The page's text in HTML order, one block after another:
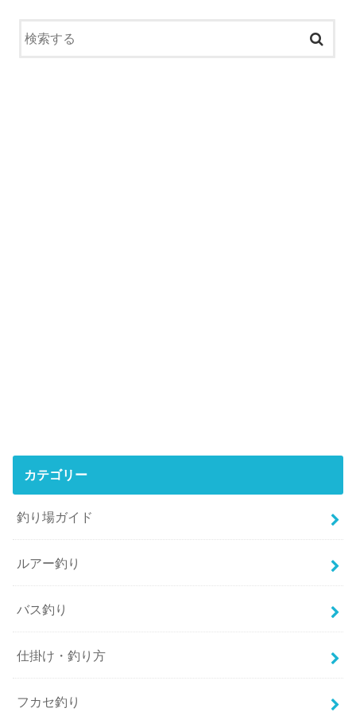
カテゴリー
釣り場ガイド
ルアー釣り
バス釣り
仕掛け・釣り方
フカセ釣り